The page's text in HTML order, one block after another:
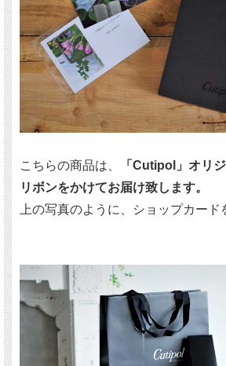
こちらの商品は、
「Cutipol」オリ
リボンをかけてお届け致します。
上の写真のように、ショップカード